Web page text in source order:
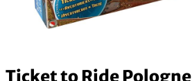
Ticket to Ride Pologne